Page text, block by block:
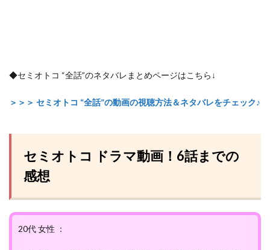
◆セミオトコ “全話”のネタバレまとめページはこちら↓
＞＞＞ セミオトコ “全話”の動画の視聴方法＆ネタバレをチェック♪
セミオトコ ドラマ動画！6話までの
感想
20代 女性 ：